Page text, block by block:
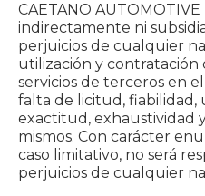
CAETANO
indirectamente ni
perjuicios de cualquier
utilización y contratación
servicios de terceros en
falta de licitud, fiabilidad,
exactitud, exhaustividad
mismos. Con carácter
caso limitativo, no será
perjuicios de cualquier